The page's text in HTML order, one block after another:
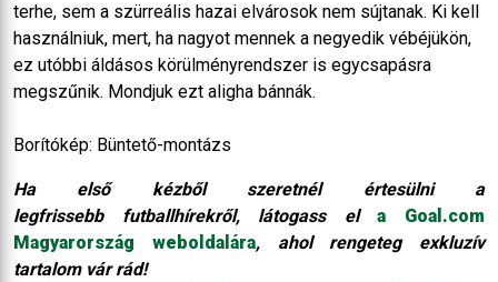
terhe, sem a szürreális hazai elvárosok nem sújtanak. Ki kell
használniuk, mert, ha nagyot mennek a negyedik vébéjükön,
ez utóbbi áldásos körülményrendszer is egycsapásra
megszűnik. Mondjuk ezt aligha bánnák.
Borítókép: Büntető-montázs
Ha első kézből szeretnél értesülni a
legfrissebb futballhírekről, látogass ela Goal.com
Magyarország weboldalára, ahol rengeteg exkluzív
tartalom vár rád!